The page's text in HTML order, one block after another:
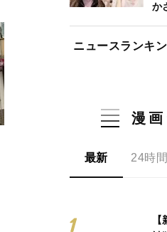
か
ニュースランキ
漫
最新 24時間